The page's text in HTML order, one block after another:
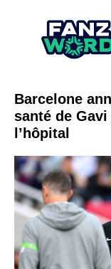
Barcelone
santé de
l’hôpital